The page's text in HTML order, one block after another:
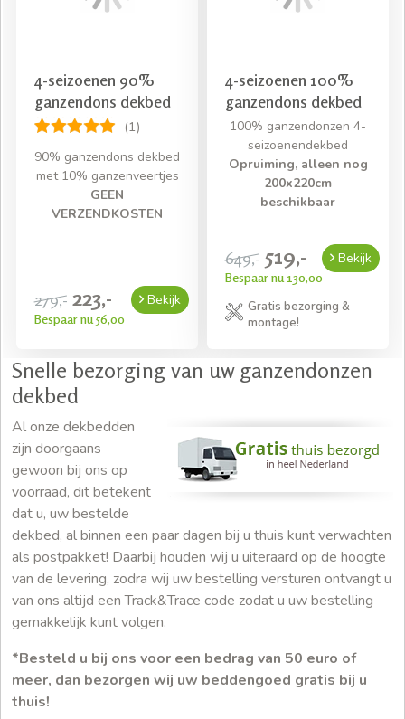
4-seizoenen 90%
ganzendons dekbed
(1)
90% ganzendons dekbed
met 10% ganzenveertjes
GEEN
VERZENDKOSTEN
279,- 223,-
Bespaar nu 56,00
Bekijk
4-seizoenen 100%
ganzendons dekbed
100% ganzendonzen 4-
seizoenendekbed
Opruiming, alleen nog
200x220cm
beschikbaar
649,- 519,-
Bespaar nu 130,00
Bekijk
Gratis bezorging &
montage!
Snelle bezorging van uw ganzendonzen
dekbed
Al onze dekbedden
zijn doorgaans
gewoon bij ons op
voorraad, dit betekent
dat u, uw bestelde
dekbed, al binnen een paar dagen bij u thuis kunt verwachten
als postpakket! Daarbij houden wij u uiteraard op de hoogte
van de levering, zodra wij uw bestelling versturen ontvangt u
van ons altijd een Track&Trace code zodat u uw bestelling
gemakkelijk kunt volgen.
*Besteld u bij ons voor een bedrag van 50 euro of
meer, dan bezorgen wij uw beddengoed gratis bij u
thuis!